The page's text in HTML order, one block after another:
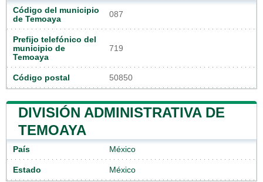
Código del municipio
de Temoaya
087
Prefijo telefónico del
municipio de
Temoaya
719
Código postal 50850
DIVISIÓN ADMINISTRATIVA DE
TEMOAYA
País México
Estado México